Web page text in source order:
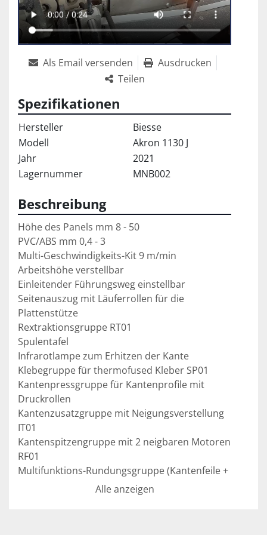
Als Email versenden
Ausdrucken
Teilen
Spezifikationen
Hersteller
Biesse
Modell
Akron 1130 J
Jahr
2021
Lagernummer
MNB002
Beschreibung
Höhe des Panels mm 8 - 50
PVC/ABS mm 0,4 - 3
Multi-Geschwindigkeits-Kit 9 m/min
Arbeitshöhe verstellbar
Einleitender Führungsweg einstellbar
Seitenauszug mit Läuferrollen für die
Plattenstütze
Rextraktionsgruppe RT01
Spulentafel
Infrarotlampe zum Erhitzen der Kante
Klebegruppe für thermofused Kleber SP01
Kantenpressgruppe für Kantenprofile mit
Druckrollen
Kantenzusatzgruppe mit Neigungsverstellung
IT01
Kantenspitzengruppe mit 2 neigbaren Motoren
RF01
Multifunktions-Rundungsgruppe (Kantenfeile +
Kantenschaber-Gruppe RB01
Alle anzeigen